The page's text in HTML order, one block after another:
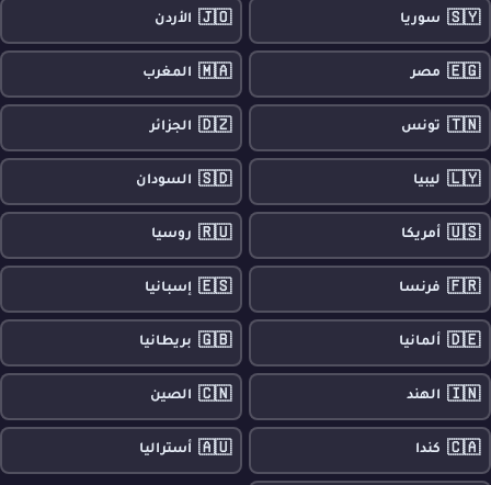
🇸🇾 سوريا 🇯🇴 الأردن
🇪🇬 مصر 🇲🇦 المغرب
🇹🇳 تونس 🇩🇿 الجزائر
🇱🇾 ليبيا 🇸🇩 السودان
🇺🇸 أمريكا 🇷🇺 روسيا
🇫🇷 فرنسا 🇪🇸 إسبانيا
🇩🇪 ألمانيا 🇬🇧 بريطانيا
🇮🇳 الهند 🇨🇳 الصين
🇨🇦 كندا 🇦🇺 أستراليا